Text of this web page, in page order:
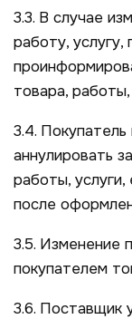
3.3. В случае
работу,
товара, работы,
3.4.
аннулировать
работы,
после
3.5. Изменение
покупателем
3.6. Поставщик